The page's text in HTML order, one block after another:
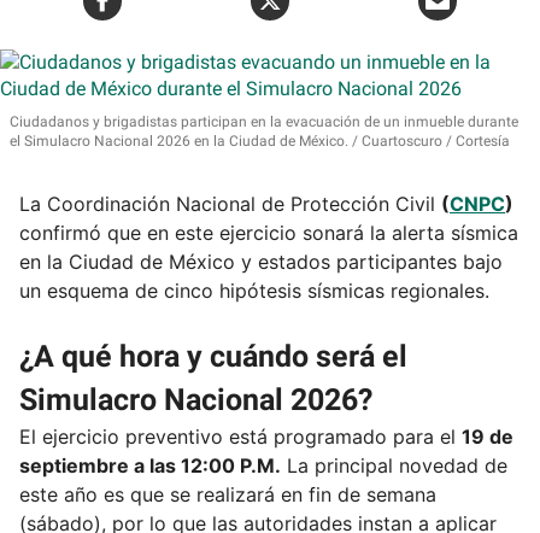
Ciudadanos y brigadistas participan en la evacuación de un inmueble durante
el Simulacro Nacional 2026 en la Ciudad de México.
Cuartoscuro / Cortesía
La Coordinación Nacional de Protección Civil (CNPC)
confirmó que en este ejercicio sonará la alerta sísmica
en la Ciudad de México y estados participantes bajo
un esquema de cinco hipótesis sísmicas regionales.
¿A qué hora y cuándo será el
Simulacro Nacional 2026?
El ejercicio preventivo está programado para el 19 de
septiembre a las 12:00 P.M. La principal novedad de
este año es que se realizará en fin de semana
(sábado), por lo que las autoridades instan a aplicar